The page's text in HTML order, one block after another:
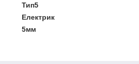
Тип5
Електрик
5мм